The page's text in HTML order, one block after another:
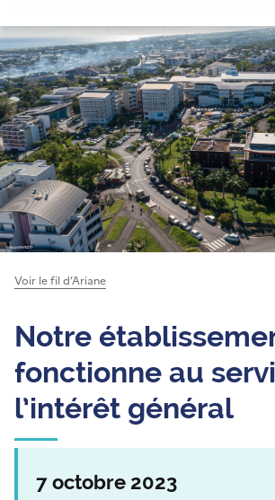
Voir le fil d’Ariane
Notre
fonctionne au
l’intérêt général
7 octobre 2023